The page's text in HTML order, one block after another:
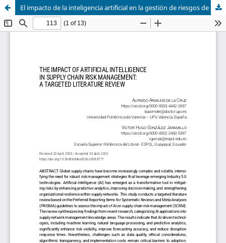
El impacto de la inteligencia artificial en la gestión de riesgos de la cadena de suministro: una revisión focalizada de la literatura